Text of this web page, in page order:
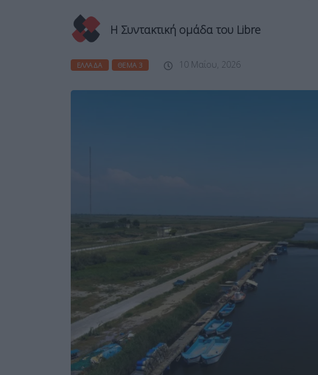
Η Συντακτική ομάδα του Libre
ΕΛΛΆΔΑ ΘΈΜΑ 3 10 Μαΐου, 2026